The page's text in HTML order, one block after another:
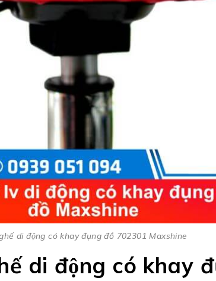
di động có khay đụng đồ 702301 Maxshine
di động có khay